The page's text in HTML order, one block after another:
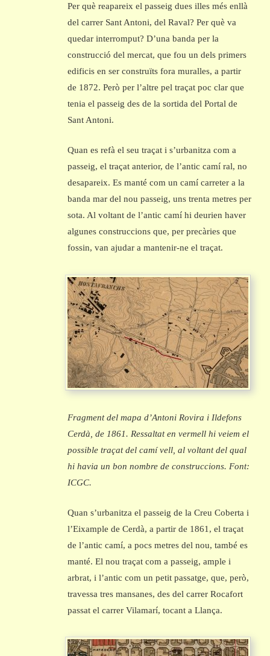
Per què reapareix el passeig dues illes més enllà
del carrer Sant Antoni, del Raval? Per què va
quedar interromput? D’una banda per la
construcció del mercat, que fou un dels primers
edificis en ser construïts fora muralles, a partir
de 1872. Però per l’altre pel traçat poc clar que
tenia el passeig des de la sortida del Portal de
Sant Antoni.
Quan es refà el seu traçat i s’urbanitza com a
passeig, el traçat anterior, de l’antic camí ral, no
desapareix. Es manté com un camí carreter a la
banda mar del nou passeig, uns trenta metres per
sota. Al voltant de l’antic camí hi deurien haver
algunes construccions que, per precàries que
fossin, van ajudar a mantenir-ne el traçat.
Fragment del mapa d’Antoni Rovira i Ildefons
Cerdà, de 1861. Ressaltat en vermell hi veiem el
possible traçat del camí vell, al voltant del qual
hi havia un bon nombre de construccions. Font:
ICGC.
Quan s’urbanitza el passeig de la Creu Coberta i
l’Eixample de Cerdà, a partir de 1861, el traçat
de l’antic camí, a pocs metres del nou, també es
manté. El nou traçat com a passeig, ample i
arbrat, i l’antic com un petit passatge, que, però,
travessa tres mansanes, des del carrer Rocafort
passat el carrer Vilamarí, tocant a Llança.